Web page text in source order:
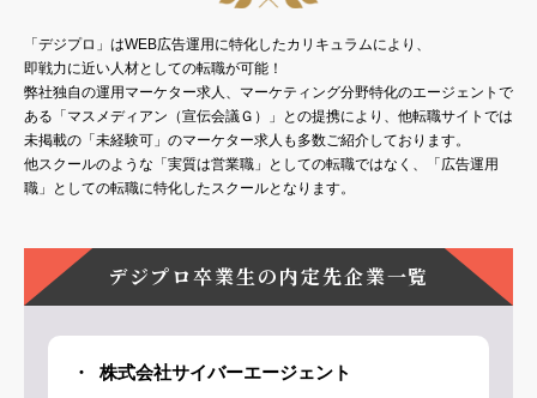
「デジプロ」はWEB広告運用に特化したカリキュラムにより、
即戦力に近い人材としての転職が可能！
弊社独自の運用マーケター求人、マーケティング分野特化のエージェントで
ある「マスメディアン（宣伝会議Ｇ）」との提携により、他転職サイトでは
未掲載の「未経験可」のマーケター求人も多数ご紹介しております。
他スクールのような「実質は営業職」としての転職ではなく、「広告運用
職」としての転職に特化したスクールとなります。
デジプロ卒業生の内定先企業一覧
株式会社サイバーエージェント